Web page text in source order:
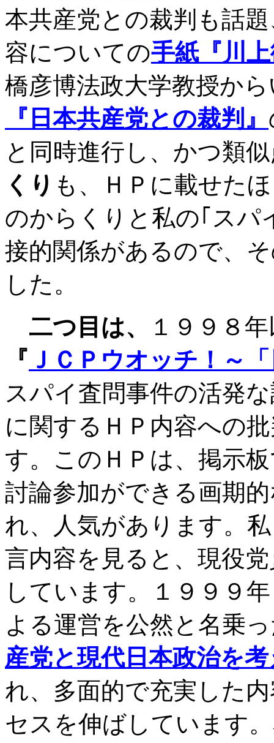
本共産党との裁判も話
容についての手紙『川
橋彦博法政大学教授か
『日本共産党との裁判』
と同時進行し、かつ類
くり も、ＨＰに載せた
のからくりと私の｢スパ
接的関係があるので、
した。
二つ目は、
１９９８
『 ＪＣＰウオ ッチ！～
スパイ査問事件の活発
に関するＨＰ内容への
す。このＨＰは、掲示
討論参加ができる画期
れ、人気があります。
言内容を見ると、現役
しています。１９９９
よる運営を公然と名乗
産党と現代日本政治を
れ、多面的で充実した
セスを伸ばしています